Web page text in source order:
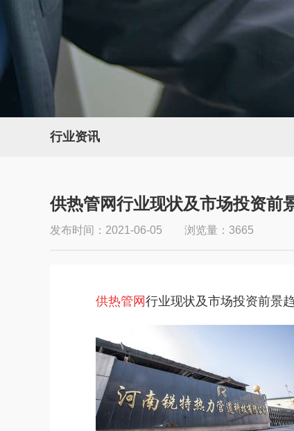
行业资讯
供热管网行业现状及市场投资前
发布时间：2021-06-05 浏览量：3665
供热管网 行业现状及市场投资前景